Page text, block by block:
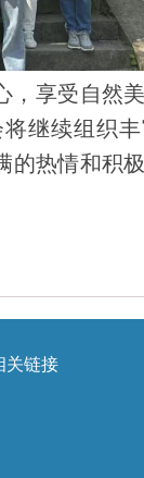
享受自然
继续组织
的热情和积
关链接